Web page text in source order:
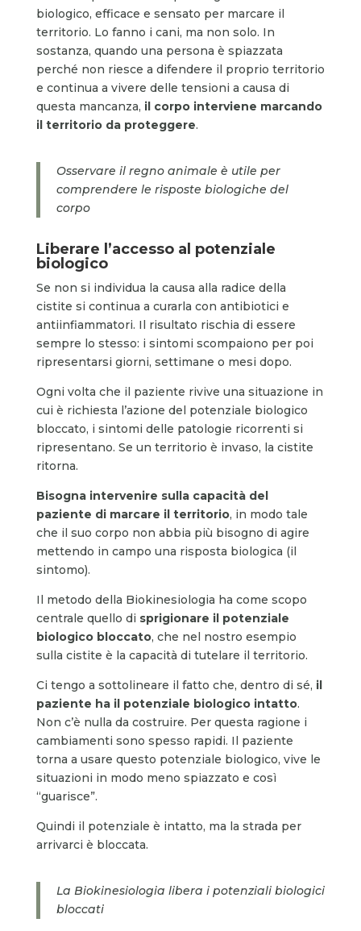
biologico, efficace e sensato per marcare il
territorio. Lo fanno i cani, ma non solo. In
sostanza, quando una persona è spiazzata
perché non riesce a difendere il proprio territorio
e continua a vivere delle tensioni a causa di
questa mancanza, il corpo interviene marcando
il territorio da proteggere.
Osservare il regno animale è utile per
comprendere le risposte biologiche del
corpo
Liberare l’accesso al potenziale
biologico
Se non si individua la causa alla radice della
cistite si continua a curarla con antibiotici e
antiinfiammatori. Il risultato rischia di essere
sempre lo stesso: i sintomi scompaiono per poi
ripresentarsi giorni, settimane o mesi dopo.
Ogni volta che il paziente rivive una situazione in
cui è richiesta l’azione del potenziale biologico
bloccato, i sintomi delle patologie ricorrenti si
ripresentano. Se un territorio è invaso, la cistite
ritorna.
Bisogna intervenire sulla capacità del
paziente di marcare il territorio, in modo tale
che il suo corpo non abbia più bisogno di agire
mettendo in campo una risposta biologica (il
sintomo).
Il metodo della Biokinesiologia ha come scopo
centrale quello di sprigionare il potenziale
biologico bloccato, che nel nostro esempio
sulla cistite è la capacità di tutelare il territorio.
Ci tengo a sottolineare il fatto che, dentro di sé, il
paziente ha il potenziale biologico intatto.
Non c’è nulla da costruire. Per questa ragione i
cambiamenti sono spesso rapidi. Il paziente
torna a usare questo potenziale biologico, vive le
situazioni in modo meno spiazzato e così
“guarisce”.
Quindi il potenziale è intatto, ma la strada per
arrivarci è bloccata.
La Biokinesiologia libera i potenziali biologici
bloccati